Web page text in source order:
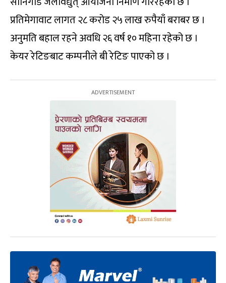
प्रतिमेगावाट लागत २८ करोड २५ लाख रुपैयाँ बराबर छ ।
अनुमति बहाल रहने अवधि २६ वर्ष १० महिना रहेको छ ।
केयर रेटिङबाट कम्पनीले बी रेटिङ पाएको छ ।